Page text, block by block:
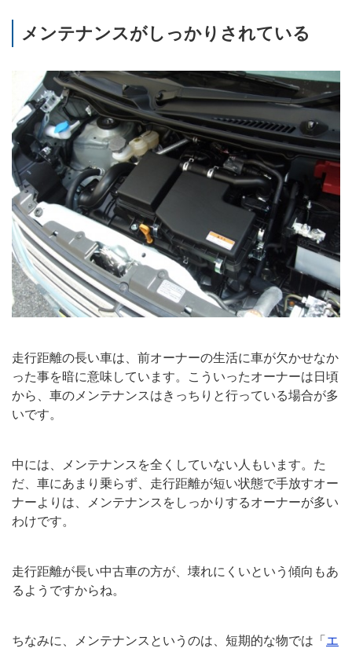
メンテナンスがしっかりされている
走行距離の長い車は、前オーナーの生活に車が欠かせなか
った事を暗に意味しています。こういったオーナーは日頃
から、車のメンテナンスはきっちりと行っている場合が多
いです。
中には、メンテナンスを全くしていない人もいます。た
だ、車にあまり乗らず、走行距離が短い状態で手放すオー
ナーよりは、メンテナンスをしっかりするオーナーが多い
わけです。
走行距離が長い中古車の方が、壊れにくいという傾向もあ
るようですからね。
ちなみに、メンテナンスというのは、短期的な物では「 エ